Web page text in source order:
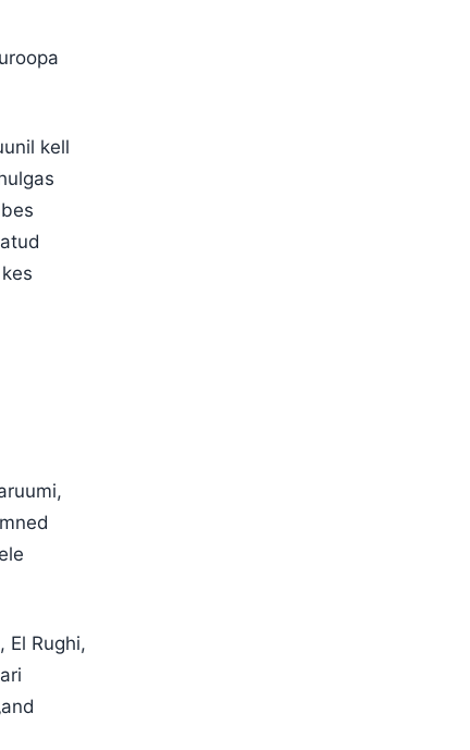
kell
El Rughi,